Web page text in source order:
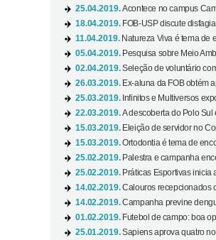
25.04.2019.Acontece no campus
18.04.2019. FOB-USP discute
11.04.2019. Natureza Viva é tema de
05.04.2019. Pesquisa sobre Meio
02.04.2019.Seleção de voluntário
26.03.2019. Ex-aluna da FOB obtém
25.03.2019. Infinitos e Multiversos
22.03.2019.A descoberta do Polo Sul
15.03.2019. Eleição de servidor no
15.03.2019.Ortodontia é tema de
25.02.2019. Palestra e campanha
25.02.2019. Práticas Esportivas inicia
14.02.2019.Calouros recepcionados
14.02.2019.Campanha previne
01.02.2019. Futebol de campo: boa
25.01.2019.Sapiens aprova quatro